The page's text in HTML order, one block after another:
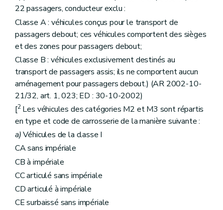
22 passagers, conducteur exclu :
Classe A : véhicules conçus pour le transport de
passagers debout; ces véhicules comportent des sièges
et des zones pour passagers debout;
Classe B : véhicules exclusivement destinés au
transport de passagers assis; ils ne comportent aucun
aménagement pour passagers debout.) (AR 2002-10-
21/32, art. 1, 023; ED : 30-10-2002)
[2Les véhicules des catégories M2 et M3 sont répartis
en type et code de carrosserie de la manière suivante :
a)Véhicules de la classe I
CA sans impériale
CB à impériale
CC articulé sans impériale
CD articulé à impériale
CE surbaissé sans impériale